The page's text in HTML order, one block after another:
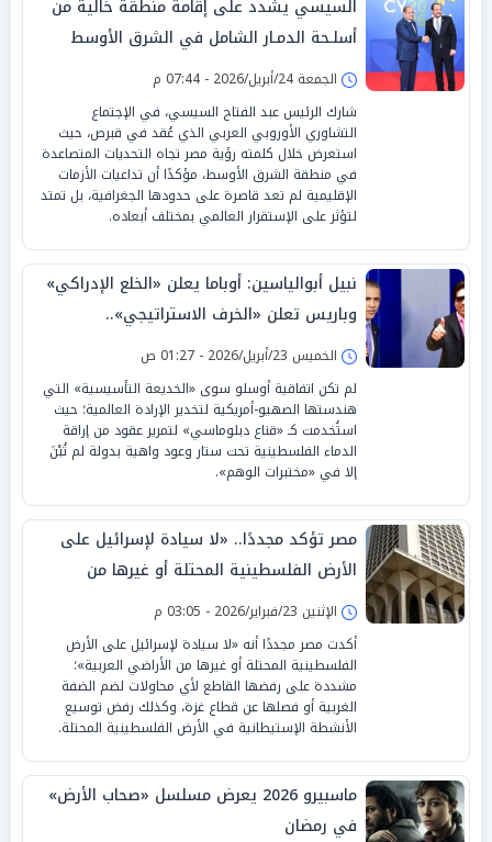
السيسي يشدد على إقامة منطقة خالية من
أسلـحة الدمـار الشامل في الشرق الأوسط
الجمعة 24/أبريل/2026 - 07:44 م
شارك الرئيس عبد الفتاح السيسي، في الإجتماع
التشاوري الأوروبي العربي الذي عُقد في قبرص، حيث
استعرض خلال كلمته رؤية مصر تجاه التحديات المتصاعدة
في منطقة الشرق الأوسط، مؤكدًا أن تداعيات الأزمات
الإقليمية لم تعد قاصرة على حدودها الجغرافية، بل تمتد
لتؤثر على الإستقرار العالمي بمختلف أبعاده.
نبيل أبوالياسين: أوباما يعلن «الخلع الإدراكي»
وباريس تعلن «الخرف الاستراتيجي»..
و«الكسوف السيادي» يضرب واشنطن
الخميس 23/أبريل/2026 - 01:27 ص
لم تكن اتفاقية أوسلو سوى «الخديعة التأسيسية» التي
هندستها الصهيو-أمريكية لتخدير الإرادة العالمية؛ حيث
استُخدمت كـ «قناع دبلوماسي» لتمرير عقود من إراقة
الدماء الفلسطينية تحت ستار وعود واهية بدولة لم تُبْنَ
إلا في «مختبرات الوهم».
مصر تؤكد مجددًا.. «لا سيادة لإسرائيل على
الأرض الفلسطينية المحتلة أو غيرها من
الأراضي العربية»
الإثنين 23/فبراير/2026 - 03:05 م
أكدت مصر مجددًا أنه «لا سيادة لإسرائيل على الأرض
الفلسطينية المحتلة أو غيرها من الأراضي العربية»؛
مشددة على رفضها القاطع لأي محاولات لضم الضفة
الغربية أو فصلها عن قطاع غزة، وكذلك رفض توسيع
الأنشطة الإستيطانية في الأرض الفلسطينية المحتلة.
ماسبيرو 2026 يعرض مسلسل «صحاب الأرض»
في رمضان